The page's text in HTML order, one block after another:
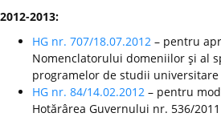
2012-2013:
HG nr. 707/18.07.2012 – pentru
Nomenclatorului domeniilor şi al
programelor de studii universitare
HG nr. 84/14.02.2012 – pentru
Hotărârea Guvernului nr. 536/